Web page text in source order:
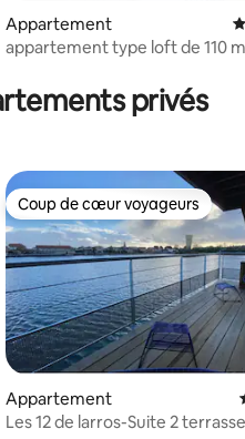
sur 5
sur la base de 216
Appartement
appartement type loft de 110
privés
5 sur 5sur la base de 25
Coup de cœur voyageurs
Coup de cœur voyageurs
Appartement
Les 12 de larros-Suite 2